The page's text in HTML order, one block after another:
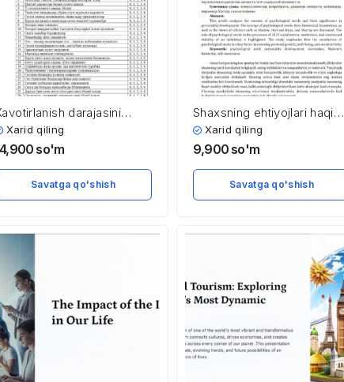
darajasini
metodikasi
Xarid qiling
so'm
Savatga qo'shish
Shaxsning ehtiyojlari haqida
maqola
Xarid qiling
9,900 so'm
Savatga qo'shish